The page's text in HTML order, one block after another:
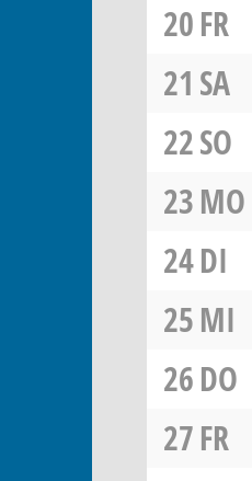
20FR
21 SA
22SO
23MO
24DI
25MI
26DO
27FR